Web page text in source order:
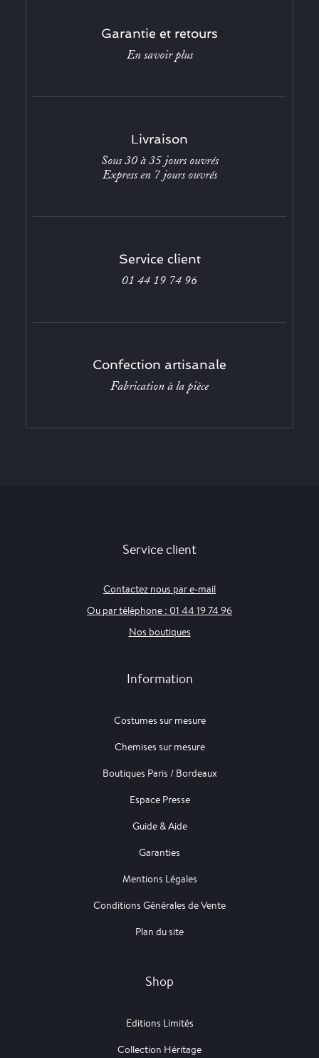
Garantie et retours
En savoir plus
Livraison
Sous 30 à 35 jours ouvrés
Express en 7 jours ouvrés
Service client
01 44 19 74 96
Confection artisanale
Fabrication à la pièce
Service client
Contactez nous par e-mail
Ou par téléphone : 01 44 19 74 96
Nos boutiques
Information
Costumes sur mesure
Chemises sur mesure
Boutiques Paris / Bordeaux
Espace Presse
Guide & Aide
Garanties
Mentions Légales
Conditions Générales de Vente
Plan du site
Shop
Editions Limités
Collection Héritage